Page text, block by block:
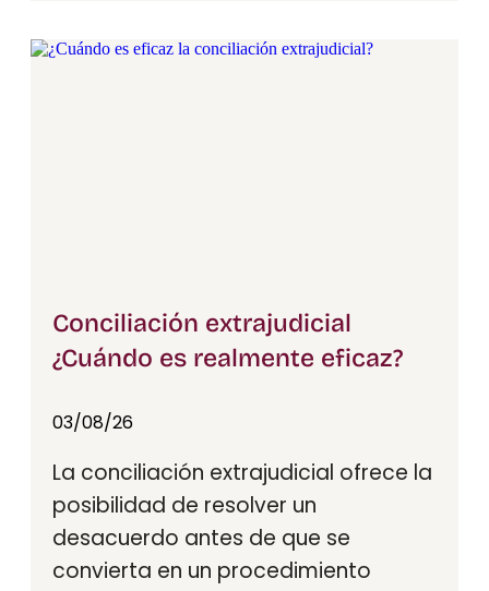
Conciliación extrajudicial
¿Cuándo es realmente eficaz?​
03/08/26
La conciliación extrajudicial ofrece la
posibilidad de resolver un
desacuerdo antes de que se
convierta en un procedimiento